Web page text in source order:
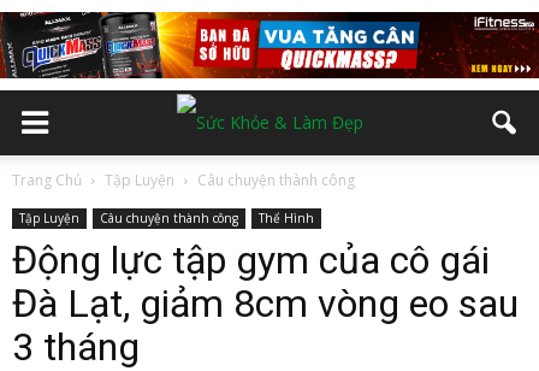
Trang Chủ Tập Luyện Câu chuyện thành công
Tập Luyện Câu chuyện thành công Thể Hình
Động lực tập gym của cô gái
Đà Lạt, giảm 8cm vòng eo sau
3 tháng